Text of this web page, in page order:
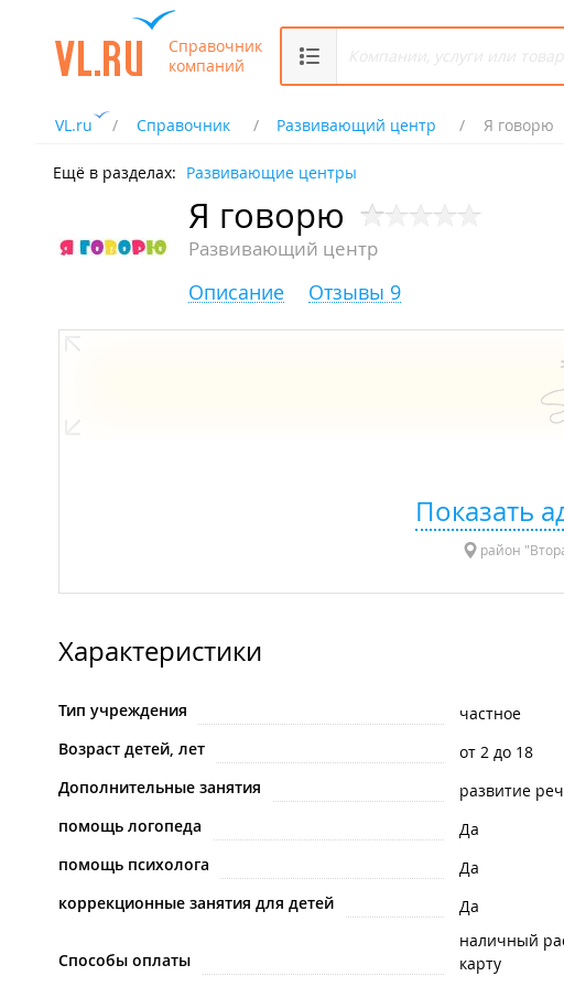
Справочник
компаний
VL.ru Справочник Развивающий центр Я говорю
Ещё в разделах: Развивающие центры
Я говорю
Развивающий центр
Описание Отзывы 9
Показать
район
Характеристики
Тип учреждения
частное
Возраст детей, лет
от 2 до 18
Дополнительные занятия
развитие
помощь логопеда
Да
помощь психолога
Да
коррекционные занятия для детей
Да
Способы оплаты
наличный
карту